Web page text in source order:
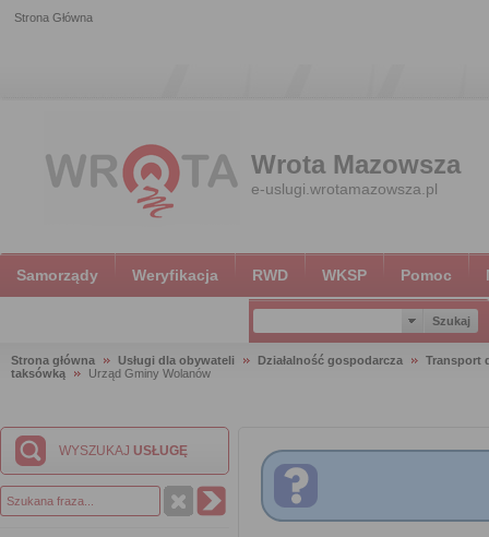
Strona Główna
Wrota Mazowsza
e-uslugi.wrotamazowsza.pl
Samorządy Weryfikacja RWD WKSP Pomoc
Strona główna Usługi dla obywateli Działalność gospodarcza
Transport
taksówką
Urząd Gminy Wolanów
WYSZUKAJ USŁUGĘ